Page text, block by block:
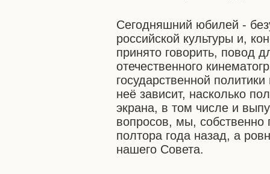
Сегодняшний юбилей -
российской культуры и,
принято говорить, повод
отечественного
государственной
неё зависит, насколько
экрана, в том числе и
вопросов, мы, собственно
полтора года назад, а
нашего Совета.